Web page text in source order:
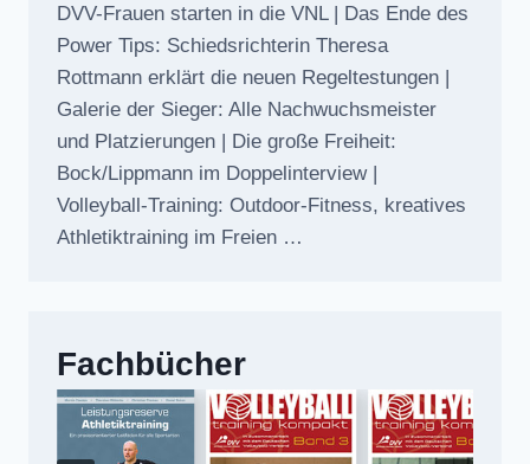
DVV-Frauen starten in die VNL | Das Ende des
Power Tips: Schiedsrichterin Theresa
Rottmann erklärt die neuen Regeltestungen |
Galerie der Sieger: Alle Nachwuchsmeister
und Platzierungen | Die große Freiheit:
Bock/Lippmann im Doppelinterview |
Volleyball-Training: Outdoor-Fitness, kreatives
Athletiktraining im Freien …
Fachbücher